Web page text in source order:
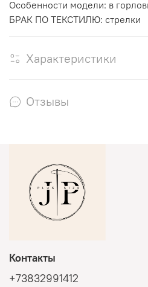
Особенности модели: в
БРАК ПО ТЕКСТИЛЮ: стрелки
Характеристики
Отзывы
Контакты
+73832991412